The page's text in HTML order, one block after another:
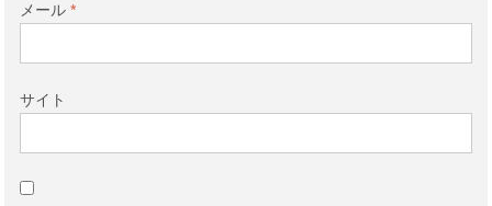
メール *
サイト